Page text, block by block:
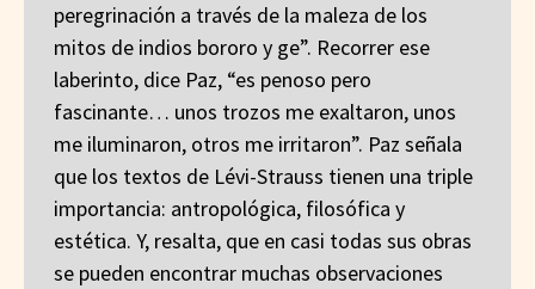
peregrinación a través de la maleza de los
mitos de indios bororo y ge”. Recorrer ese
laberinto, dice Paz, “es penoso pero
fascinante… unos trozos me exaltaron, unos
me iluminaron, otros me irritaron”. Paz señala
que los textos de Lévi-Strauss tienen una triple
importancia: antropológica, filosófica y
estética. Y, resalta, que en casi todas sus obras
se pueden encontrar muchas observaciones